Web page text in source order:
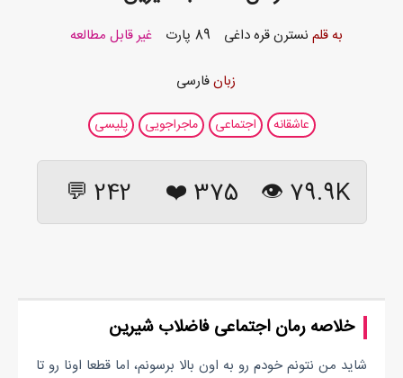
به قلم نسترن قره داغی 89 پارت غیر قابل مطالعه
زبانفارسی
عاشقانه اجتماعی ماجراجویی پلیسی
79.9K 👁
375
❤️
242 💬
خلاصه رمان اجتماعی فاضلاب شیرین
شاید من نتونم خودم رو به اون بالا برسونم، اما قطعا اونا رو تا